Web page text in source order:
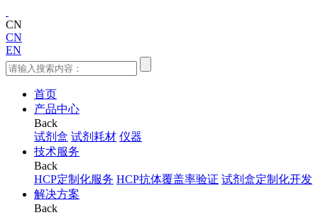
CN
CN
EN
首页
产品中心
Back
试剂盒 试剂耗材 仪器
技术服务
Back
HCP定制化服务 HCP抗体覆盖率验证 试剂盒定制化开发
解决方案
Back